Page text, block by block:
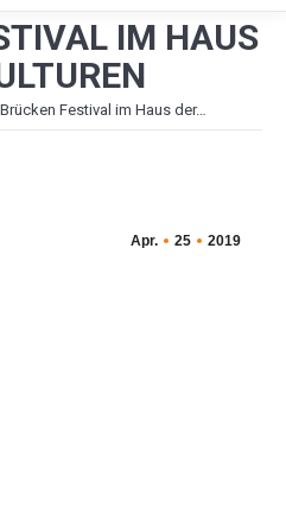
IM HAUS
Brücken Festival im Haus der…
Apr. 25 2019